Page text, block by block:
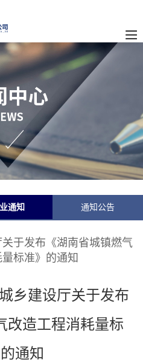
通知 通知公告
于发布《湖南省城镇燃气
标准》的通知
乡建设厅关于发布
改造工程消耗量标
通知